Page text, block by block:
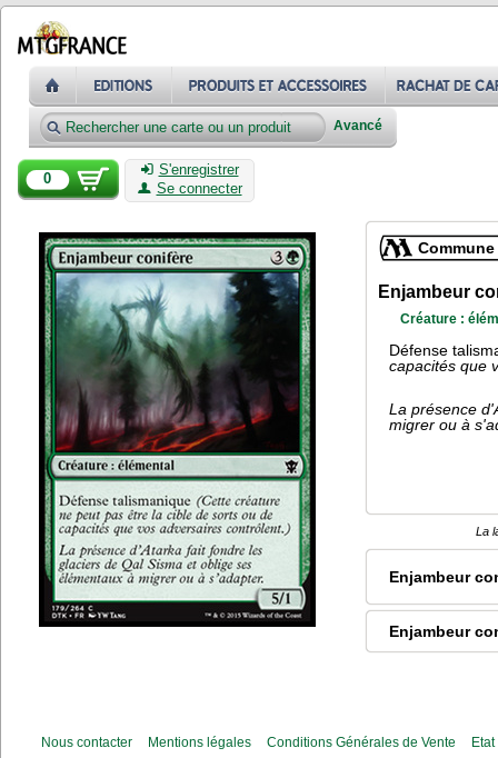
Avancé
0
S'enregistrer
Se connecter
Commune
Enjambeur
Créature :
Défense
capacités que
La présence
migrer ou à
La
Enjambeur
Enjambeur
Nous contacter Mentions légales Conditions Générales de Vente